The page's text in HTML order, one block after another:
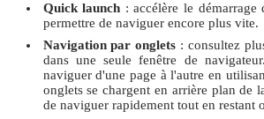
Quick launch : accélère le
permettre de naviguer encore plus vite.
Navigation par onglets : consultez
dans une seule fenêtre de
naviguer d'une page à l'autre en
onglets se chargent en arrière plan de
de naviguer rapidement tout en restant